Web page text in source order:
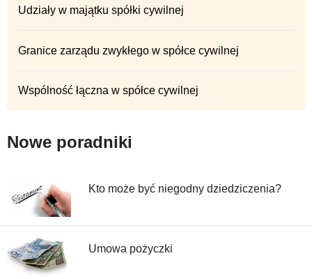
Udziały w majątku spółki cywilnej
Granice zarządu zwykłego w spółce cywilnej
Wspólność łączna w spółce cywilnej
Nowe poradniki
Kto może być niegodny dziedziczenia?
Umowa pożyczki